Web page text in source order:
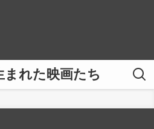
まれた映画たち